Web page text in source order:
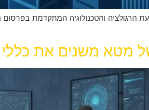
והטכנולוגיה המתקדמת בפרסום
של מטא משנים את